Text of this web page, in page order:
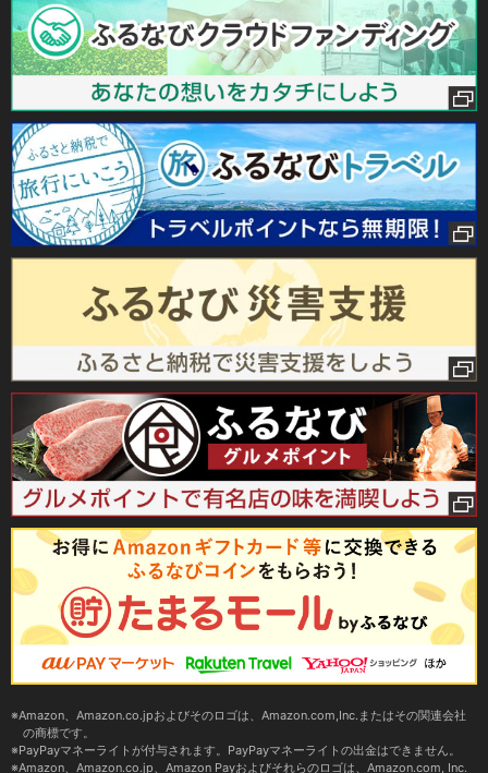
Amazon、Amazon.co.jpおよびそのロゴは、Amazon.com,Inc.またはその関連会社
の商標です。
PayPayマネーライトが付与されます。PayPayマネーライトの出金はできません。
Amazon、Amazon.co.jp、Amazon Payおよびそれらのロゴは、Amazon.com, Inc.